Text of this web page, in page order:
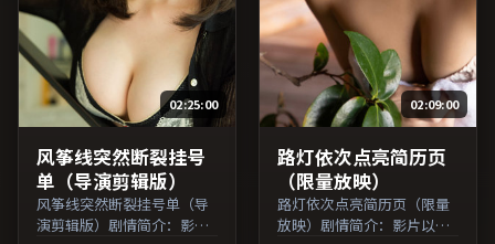
02:25:00
风筝线突然断裂挂号
单（导演剪辑版）
风筝线突然断裂挂号单（导
演剪辑版）剧情简介：影片
02:09:00
路灯依次点亮简历页
（限量放映）
路灯依次点亮简历页（限量
放映）剧情简介：影片以冷